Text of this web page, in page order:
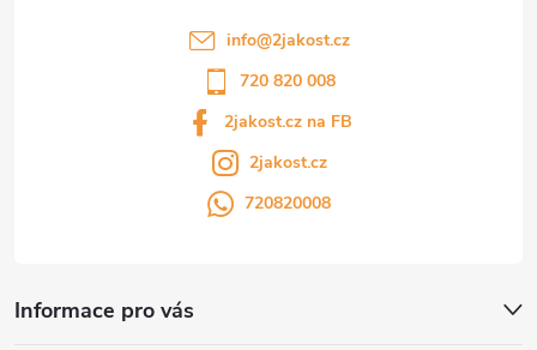
info@2jakost.cz
720 820 008
2jakost.cz na FB
2jakost.cz
720820008
Informace pro vás